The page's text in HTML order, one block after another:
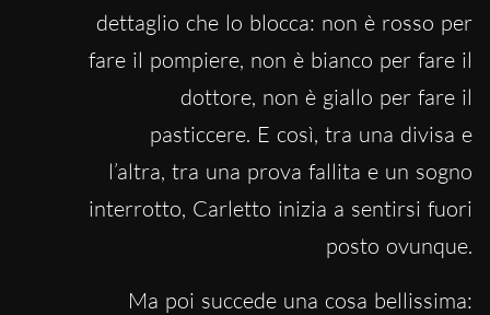
dettaglio che lo blocca: non è rosso per
fare il pompiere, non è bianco per fare il
dottore, non è giallo per fare il
pasticcere. E così, tra una divisa e
l’altra, tra una prova fallita e un sogno
interrotto, Carletto inizia a sentirsi fuori
posto ovunque.
Ma poi succede una cosa bellissima: